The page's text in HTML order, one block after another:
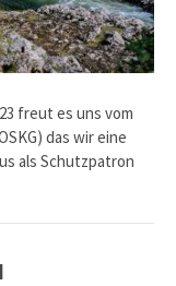
freut es uns vom
das wir eine
als Schutzpatron